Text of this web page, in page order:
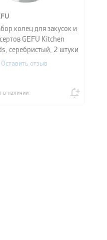
колец для закусок и
GEFU Kitchen
серебристый, 2 штуки
Оставить отзыв
в наличии